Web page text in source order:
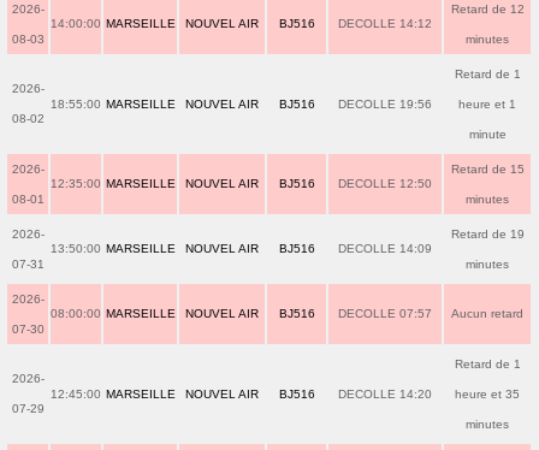
2026-
08-03
14:00:00 MARSEILLE NOUVEL AIR BJ516 DECOLLE 14:12
Retard de 12
minutes
2026-
08-02
18:55:00 MARSEILLE NOUVEL AIR BJ516 DECOLLE 19:56
Retard de 1
heure et 1
minute
2026-
08-01
12:35:00 MARSEILLE NOUVEL AIR BJ516 DECOLLE 12:50
Retard de 15
minutes
2026-
07-31
13:50:00 MARSEILLE NOUVEL AIR BJ516 DECOLLE 14:09
Retard de 19
minutes
2026-
07-30
08:00:00 MARSEILLE NOUVEL AIR BJ516 DECOLLE 07:57 Aucun retard
2026-
07-29
12:45:00 MARSEILLE NOUVEL AIR BJ516 DECOLLE 14:20
Retard de 1
heure et 35
minutes